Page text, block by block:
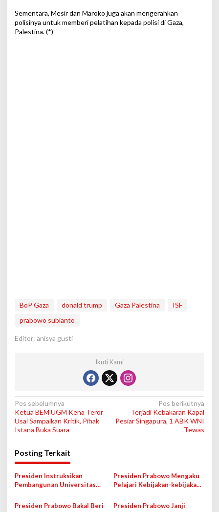
Sementara, Mesir dan Maroko juga akan mengerahkan
polisinya untuk memberi pelatihan kepada polisi di Gaza,
Palestina. (*)
BoP Gaza donald trump Gaza Palestina
ISF
prabowo subianto
Editor: anisya gusti
Ikuti Kami
N
a
v
i
g
a
s
i
Pos sebelumnya
Ketua BEM UGM Kena Teror
Usai Sampaikan Kritik, Pihak
Istana Buka Suara
Pos berikutnya
Terjadi Kebakaran Kapal
Pesiar Singapura, 1 ABK WNI
Tewas
Posting Terkait
Presiden Instruksikan
Pembangunan Universitas
Fokus ke STEM
Presiden Prabowo Mengaku
Pelajari Kebijakan-kebijakan
Presiden Prabowo Bakal Beri
Presiden Prabowo Janji